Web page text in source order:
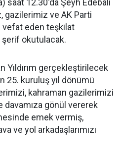
ve AK Parti
vefat eden teşkilat
okutulacak.
Yıldırım gerçekleştirilecek
25. kuruluş yıl dönümü
kahraman gazilerimizi
gönül vererek
emek vermiş,
ve yol arkadaşlarımızı